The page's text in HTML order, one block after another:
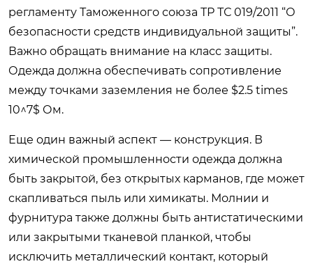
регламенту Таможенного союза ТР ТС 019/2011 “О
безопасности средств индивидуальной защиты”.
Важно обращать внимание на класс защиты.
Одежда должна обеспечивать сопротивление
между точками заземления не более $2.5 times
10^7$ Ом.
Еще один важный аспект — конструкция. В
химической промышленности одежда должна
быть закрытой, без открытых карманов, где может
скапливаться пыль или химикаты. Молнии и
фурнитура также должны быть антистатическими
или закрытыми тканевой планкой, чтобы
исключить металлический контакт, который